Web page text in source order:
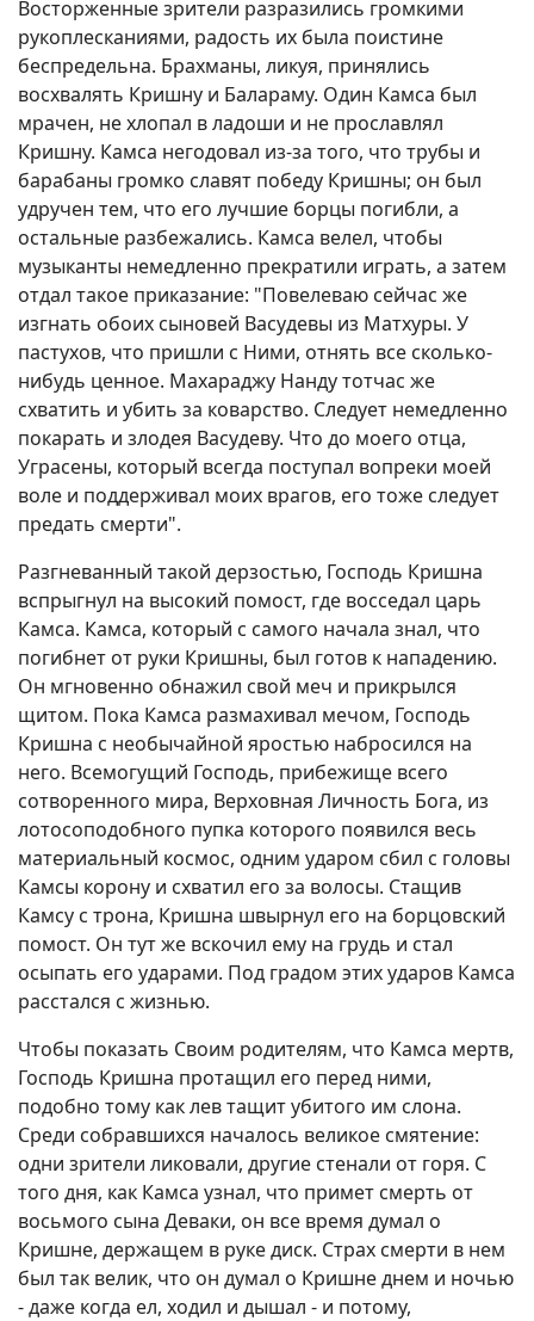
Восторженные зрители разразились громкими
рукоплесканиями, радость их была поистине
беспредельна. Брахманы, ликуя, принялись
восхвалять Кришну и Балараму. Один Камса был
мрачен, не хлопал в ладоши и не прославлял
Кришну. Камса негодовал из-за того, что трубы и
барабаны громко славят победу Кришны; он был
удручен тем, что его лучшие борцы погибли, а
остальные разбежались. Камса велел, чтобы
музыканты немедленно прекратили играть, а затем
отдал такое приказание: "Повелеваю сейчас же
изгнать обоих сыновей Васудевы из Матхуры. У
пастухов, что пришли с Ними, отнять все сколько-
нибудь ценное. Махараджу Нанду тотчас же
схватить и убить за коварство. Следует немедленно
покарать и злодея Васудеву. Что до моего отца,
Уграсены, который всегда поступал вопреки моей
воле и поддерживал моих врагов, его тоже следует
предать смерти".
Разгневанный такой дерзостью, Господь Кришна
вспрыгнул на высокий помост, где восседал царь
Камса. Камса, который с самого начала знал, что
погибнет от руки Кришны, был готов к нападению.
Он мгновенно обнажил свой меч и прикрылся
щитом. Пока Камса размахивал мечом, Господь
Кришна с необычайной яростью набросился на
него. Всемогущий Господь, прибежище всего
сотворенного мира, Верховная Личность Бога, из
лотосоподобного пупка которого появился весь
материальный космос, одним ударом сбил с головы
Камсы корону и схватил его за волосы. Стащив
Камсу с трона, Кришна швырнул его на борцовский
помост. Он тут же вскочил ему на грудь и стал
осыпать его ударами. Под градом этих ударов Камса
расстался с жизнью.
Чтобы показать Своим родителям, что Камса мертв,
Господь Кришна протащил его перед ними,
подобно тому как лев тащит убитого им слона.
Среди собравшихся началось великое смятение:
одни зрители ликовали, другие стенали от горя. С
того дня, как Камса узнал, что примет смерть от
восьмого сына Деваки, он все время думал о
Кришне, держащем в руке диск. Страх смерти в нем
был так велик, что он думал о Кришне днем и ночью
- даже когда ел, ходил и дышал - и потому,